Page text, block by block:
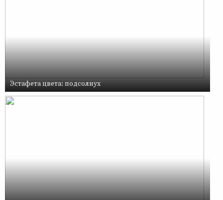
Эстафета цвета: подсолнух